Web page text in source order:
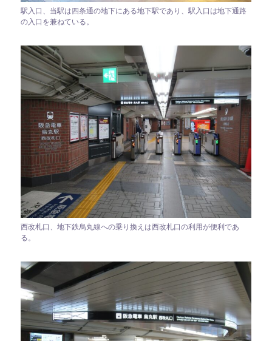
駅入口、当駅は四条通の地下にある地下駅であり、駅入口は地下通路
の入口を兼ねている。
西改札口、地下鉄烏丸線への乗り換えは西改札口の利用が便利であ
る。